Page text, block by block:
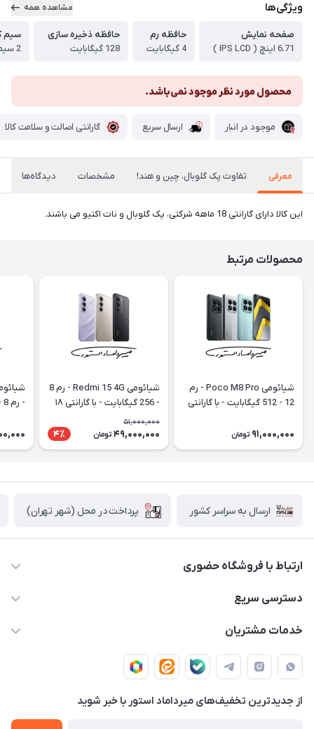
ویژگی‌ها مشاهده همه
صفحه نمایش
6.71 اینچ ( IPS LCD )
حافظه رم
4 گیگابایت
حافظه ذخیره سازی
128 گیگابایت
سیم
2 سیم کارت فیزیکی
محصول مورد نظر موجود نمی‌باشد.
موجود در انبار ارسال سریع گارانتی اصالت و سلامت کالا
معرفی تفاوت پک گلوبال، چین و هند! مشخصات دیدگاه‌ها
این کالا دارای گارانتی 18 ماهه شرکتی، پک گلوبال و نات اکتیو می باشند.
محصولات مرتبط
شیائومی Poco M8 Pro - رم
12 - 512 گیگابایت - با گارانتی
91,000,000 تومان
شیائومی Redmi 15 4G - رم 8
- 256 گیگابایت - با گارانتی ۱۸
ماهه شرکتی
51,000,000
49,000,000 تومان 4٪
ارسال به سراسر کشور پرداخت در محل (شهر تهران)
ارتباط با فروشگاه حضوری
02188874370 - 02188874371
پایتخت - طبقه اول - واحد 172
دسترسی سریع
صـفـحـه اصـلـی
دربـاره مـیـردامـاد اسـتـور
خدمات مشتریان
قـوانـیـن و مـقـررات
روش هـای پـرداخـت
تـیـکـت بـه پـشـتـیـبـانـی
از جدید‌ترین تخفیف‌های میرداماد استور با‌ خبر شوید